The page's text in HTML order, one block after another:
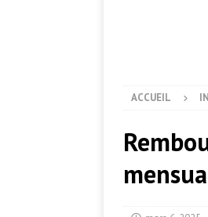
ACCUEIL